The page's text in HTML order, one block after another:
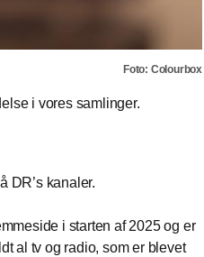
Foto: Colourbox
i vores samlinger.
DR’s kanaler.
i starten af 2025 og er
al tv og radio, som er blevet